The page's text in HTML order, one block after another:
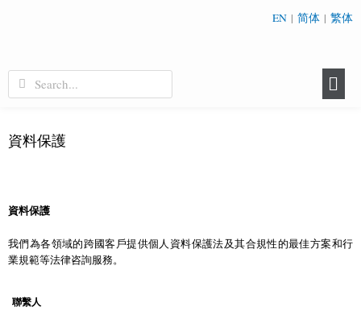
EN | 简体 | 繁体
資料保護
資料保護
我們為各領域的跨國客戶提供個人資料保護法及其合規性的最佳方案和行
業規範等法律咨詢服務。
聯繫人